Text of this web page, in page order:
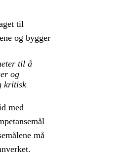
til
og bygger
til å
og
kritisk
med
må